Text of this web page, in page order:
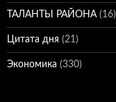
ТАЛАНТЫ РАЙОНА(16)
Цитата дня (21)
Экономика (330)